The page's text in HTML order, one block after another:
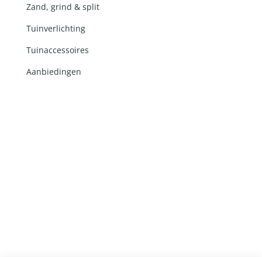
Zand, grind & split
Tuinverlichting
Tuinaccessoires
Aanbiedingen